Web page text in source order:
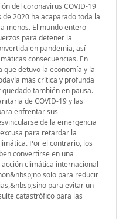
del coronavirus COVID-19
2020 ha acaparado toda la
menos. El mundo entero
para detener la
en pandemia, así
consecuencias. En
detuvo la economía y la
más crítica y profunda
también en pausa.
de COVID-19 y las
enfrentar sus
de la emergencia
para retardar la
Por el contrario, los
convertirse en una
climática internacional
solo para reducir
para evitar un
catastrófico para las